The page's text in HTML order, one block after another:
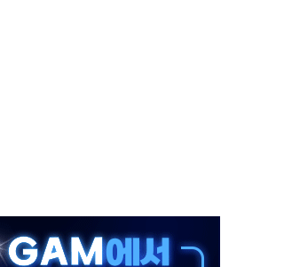
"
위협"
증
가 압수수색
검토되길"
수상